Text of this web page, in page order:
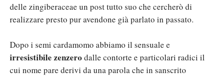
delle zingiberaceae un post tutto suo che cercherò di
realizzare presto pur avendone già parlato in passato.
Dopo i semi cardamomo abbiamo il sensuale e
irresistibile zenzero dalle contorte e particolari radici il
cui nome pare derivi da una parola che in sanscrito